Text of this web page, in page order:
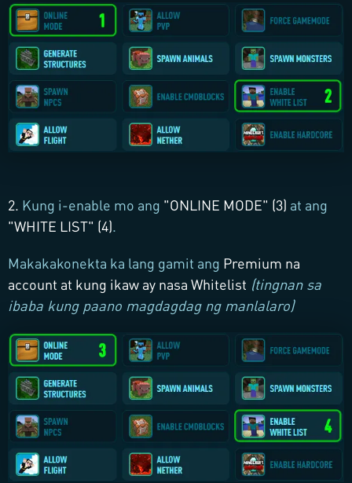
2. Kung i-enable mo ang "ONLINE MODE" (3) at ang
"WHITE LIST" (4).
Makakakonekta ka lang gamit ang Premium na
account at kung ikaw ay nasa Whitelist (tingnan sa
ibaba kung paano magdagdag ng manlalaro)